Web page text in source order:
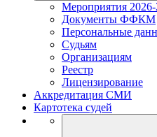
Мероприятия
Документы ФФКМ
Персональные
Судьям
Организациям
Реестр
Лицензирование
Аккредитация СМИ
Картотека судей